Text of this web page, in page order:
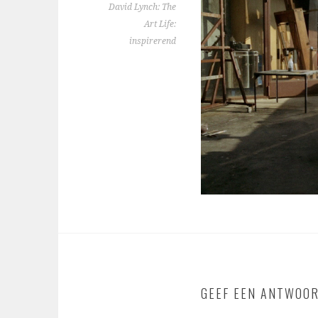
David Lynch: The
Art Life:
inspirerend
GEEF EEN